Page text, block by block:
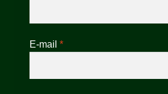
E-mail *